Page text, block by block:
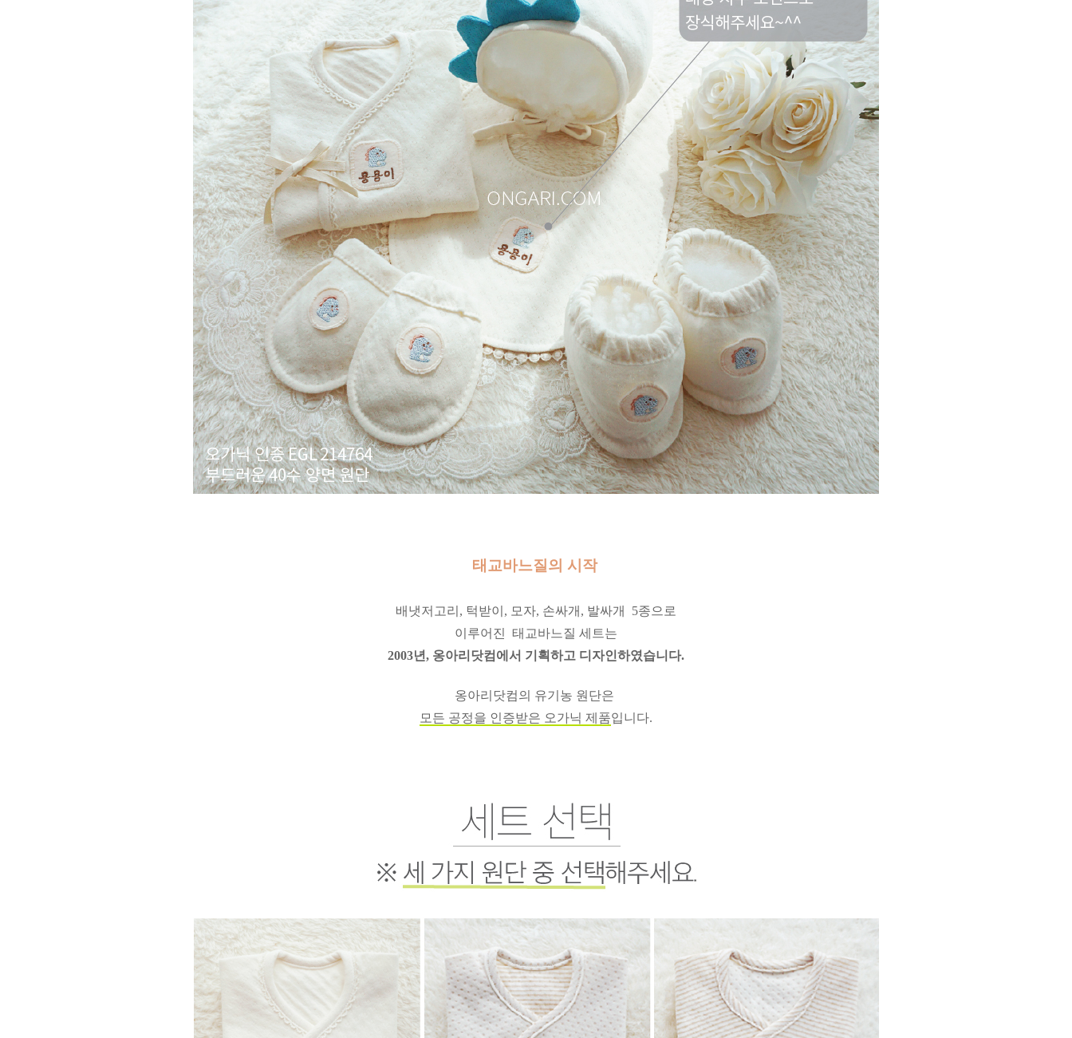
태교바느질의 시작
배냇저고리, 턱받이, 모자, 손싸개, 발싸개 5종으로
이루어진
태교바느질 세트는
2003년, 옹아리닷컴에서 기획하고 디자인하였습니다.
옹아리닷컴의 유기농 원단은
모든 공정을 인증받은 오가닉 제품입니다.